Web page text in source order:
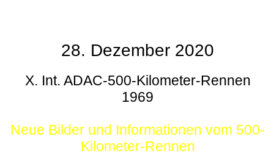
28. Dezember 2020
X. Int. ADAC-500-Kilometer-Rennen
1969
Neue Bilder und Informationen vom 500-
Kilometer-Rennen